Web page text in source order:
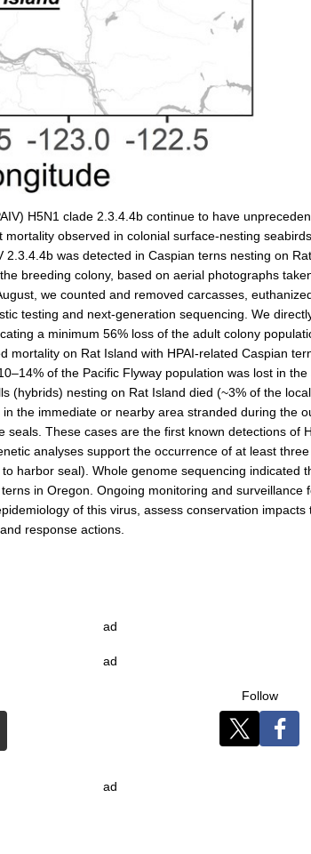
H5N1 clade 2.3.4.4b continue to have
observed in colonial surface-nesting
was detected in Caspian terns nesting on
breeding colony, based on aerial photographs
we counted and removed carcasses,
testing and next-generation sequencing. We
a minimum 56% loss of the adult colony
mortality on Rat Island with HPAI-related Caspian
of the Pacific Flyway population was lost in the
(hybrids) nesting on Rat Island died (~3% of the
the immediate or nearby area stranded during the
These cases are the first known detections of
analyses support the occurrence of at least
harbor seal). Whole genome sequencing indicated
in Oregon. Ongoing monitoring and surveillance
of this virus, assess conservation impacts
response actions.
ad
ad
Follow
ad